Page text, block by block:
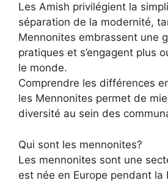
Les Amish privilégient la
séparation de la modernité,
Mennonites embrassent une
pratiques et s’engagent plus
le monde.
Comprendre les différences
les Mennonites permet de
diversité au sein des
Qui sont les mennonites?
Les mennonites sont une
est née en Europe pendant la